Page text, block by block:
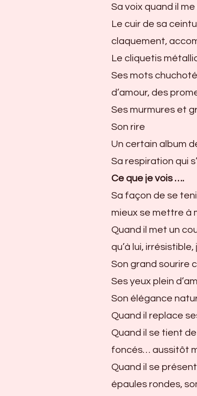
Sa voix quand il me
Le cuir de sa
claquement,
Le cliquetis
Ses mots
d’amour, des
Ses murmures et
Son rire
Un certain album
Sa respiration qui
Ce que je vois ….
Sa façon de se
mieux se mettre à
Quand il met un
qu’à lui,
Son grand sourire
Ses yeux plein
Son élégance
Quand il replace
Quand il se tient
foncés… aussitôt
Quand il se
épaules rondes,